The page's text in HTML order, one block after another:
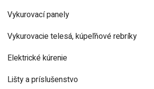
Vykurovací panely
Vykurovacie telesá, kúpeľňové rebríky
Elektrické kúrenie
Lišty a príslušenstvo